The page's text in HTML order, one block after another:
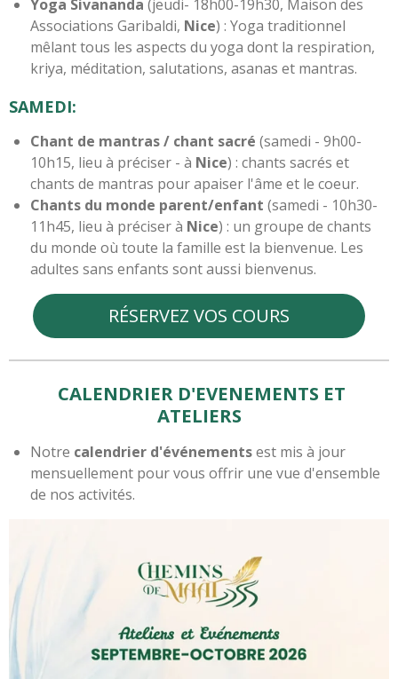
Yoga Sivananda (jeudi- 18h00-19h30, Maison des
Associations Garibaldi, Nice) : Yoga traditionnel
mêlant tous les aspects du yoga dont la respiration,
kriya, méditation, salutations, asanas et mantras.
SAMEDI:
Chant de mantras / chant sacré (samedi - 9h00-
10h15, lieu à préciser - à Nice) : chants sacrés et
chants de mantras pour apaiser l'âme et le coeur.
Chants du monde parent/enfant (samedi - 10h30-
11h45, lieu à préciser à Nice) : un groupe de chants
du monde où toute la famille est la bienvenue. Les
adultes sans enfants sont aussi bienvenus.
RÉSERVEZ VOS COURS
CALENDRIER D'EVENEMENTS ET
ATELIERS
Notre calendrier d'événementsest mis à jour
mensuellement pour vous offrir une vue d'ensemble
de nos activités.